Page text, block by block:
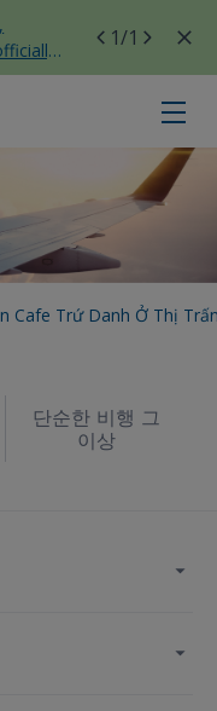
to
1/1
ở thị
Cafe Trứ Danh Ở Thị
단순한 비행 그
이상